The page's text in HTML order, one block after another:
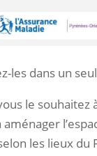
les dans un
le
aménager
les lieux du